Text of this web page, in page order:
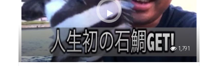
1,791